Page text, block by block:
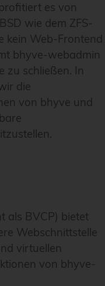
es von
wie dem ZFS-
kein Web-Frontend
bhyve-webadmin
zu schließen. In
die
von bhyve und
als BVCP) bietet
Webschnittstelle
virtuellen
von bhyve-